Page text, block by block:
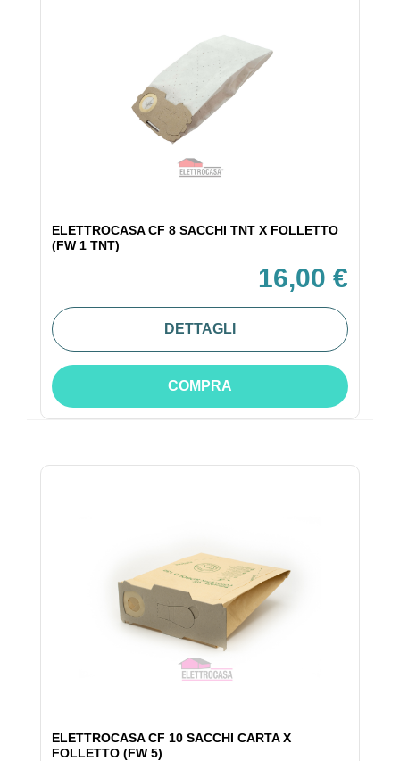
ELETTROCASA CF 8 SACCHI TNT X FOLLETTO
(FW 1 TNT)
16,00 €
DETTAGLI
COMPRA
ELETTROCASA CF 10 SACCHI CARTA X
FOLLETTO (FW 5)